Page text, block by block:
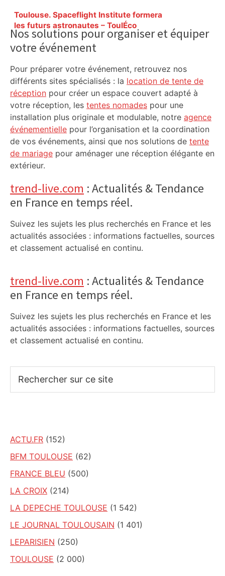
Toulouse. Spaceflight Institute formera
les futurs astronautes – ToulÉco
Primary
Sidebar
Nos solutions pour organiser et équiper
votre événement
Pour préparer votre événement, retrouvez nos
différents sites spécialisés : la location de tente de
réception pour créer un espace couvert adapté à
votre réception, les tentes nomades pour une
installation plus originale et modulable, notre agence
événementielle pour l’organisation et la coordination
de vos événements, ainsi que nos solutions de tente
de mariage pour aménager une réception élégante en
extérieur.
trend-live.com : Actualités & Tendance
en France en temps réel.
Suivez les sujets les plus recherchés en France et les
actualités associées : informations factuelles, sources
et classement actualisé en continu.
trend-live.com : Actualités & Tendance
en France en temps réel.
Suivez les sujets les plus recherchés en France et les
actualités associées : informations factuelles, sources
et classement actualisé en continu.
sur
ACTU.FR (152)
BFM TOULOUSE (62)
FRANCE BLEU (500)
LA CROIX (214)
LA DEPECHE TOULOUSE (1 542)
LE JOURNAL TOULOUSAIN (1 401)
LEPARISIEN (250)
TOULOUSE (2 000)